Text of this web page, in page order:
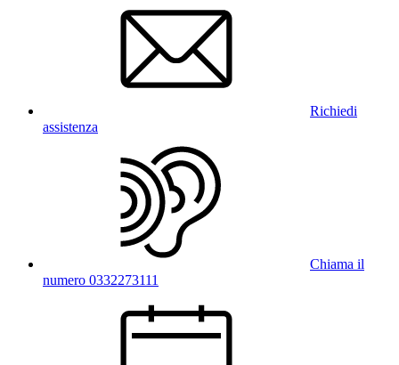
Richiedi
assistenza
Chiama il
numero 0332273111